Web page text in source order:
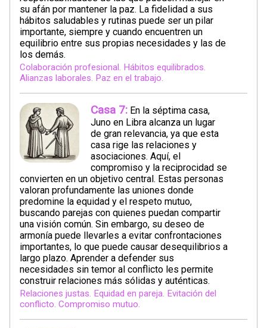
su afán por mantener la paz. La fidelidad a sus
hábitos saludables y rutinas puede ser un pilar
importante, siempre y cuando encuentren un
equilibrio entre sus propias necesidades y las de
los demás.
Colaboración profesional. Hábitos equilibrados.
Alianzas laborales. Paz en el trabajo.
Casa 7: En la séptima casa,
Juno en Libra alcanza un lugar
de gran relevancia, ya que esta
casa rige las relaciones y
asociaciones. Aquí, el
compromiso y la reciprocidad se
convierten en un objetivo central. Estas personas
valoran profundamente las uniones donde
predomine la equidad y el respeto mutuo,
buscando parejas con quienes puedan compartir
una visión común. Sin embargo, su deseo de
armonía puede llevarles a evitar confrontaciones
importantes, lo que puede causar desequilibrios a
largo plazo. Aprender a defender sus
necesidades sin temor al conflicto les permite
construir relaciones más sólidas y auténticas.
Relaciones justas. Equidad en pareja. Evitación del
conflicto. Compromiso mutuo.